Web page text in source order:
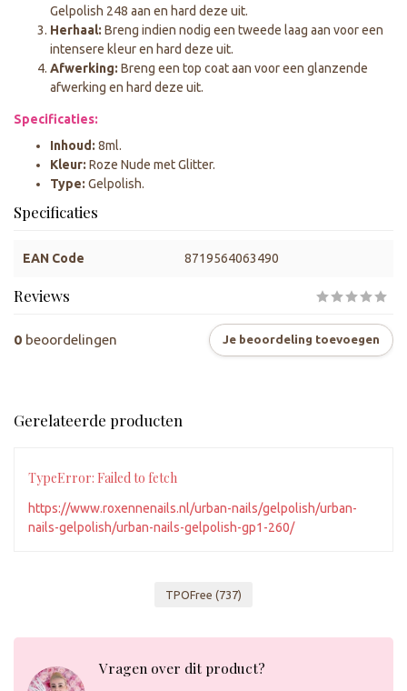
Gelpolish 248 aan en hard deze uit.
Herhaal: Breng indien nodig een tweede laag aan voor een
intensere kleur en hard deze uit.
Afwerking: Breng een top coat aan voor een glanzende
afwerking en hard deze uit.
Specificaties:
Inhoud: 8ml.
Kleur: Roze Nude met Glitter.
Type: Gelpolish.
Specificaties
EAN Code 8719564063490
Reviews
0 beoordelingen Je beoordeling toevoegen
Gerelateerde producten
TypeError: Failed to fetch
https://www.roxennenails.nl/urban-nails/gelpolish/urban-
nails-gelpolish/urban-nails-gelpolish-gp1-260/
TPOFree (737)
Vragen over dit product?